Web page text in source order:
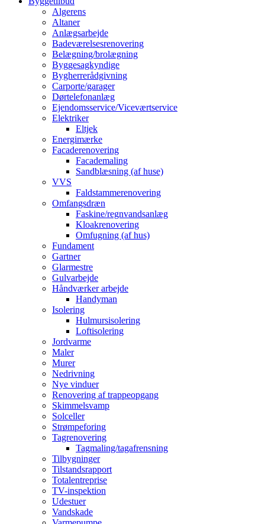
Algerens
Altaner
Anlægsarbejde
Badeværelsesrenovering
Belægning/brolægning
Byggesagkyndige
Bygherrerådgivning
Carporte/garager
Dørtelefonanlæg
Ejendomsservice/Viceværtservice
Elektriker
Eltjek
Energimærke
Facaderenovering
Facademaling
Sandblæsning (af huse)
VVS
Faldstammerenovering
Omfangsdræn
Faskine/regnvandsanlæg
Kloakrenovering
Omfugning (af hus)
Fundament
Gartner
Glarmestre
Gulvarbejde
Håndværker arbejde
Handyman
Isolering
Hulmursisolering
Loftisolering
Jordvarme
Maler
Murer
Nedrivning
Nye vinduer
Renovering af trappeopgang
Skimmelsvamp
Solceller
Strømpeforing
Tagrenovering
Tagmaling/tagafrensning
Tilbygninger
Tilstandsrapport
Totalentreprise
TV-inspektion
Udestuer
Vandskade